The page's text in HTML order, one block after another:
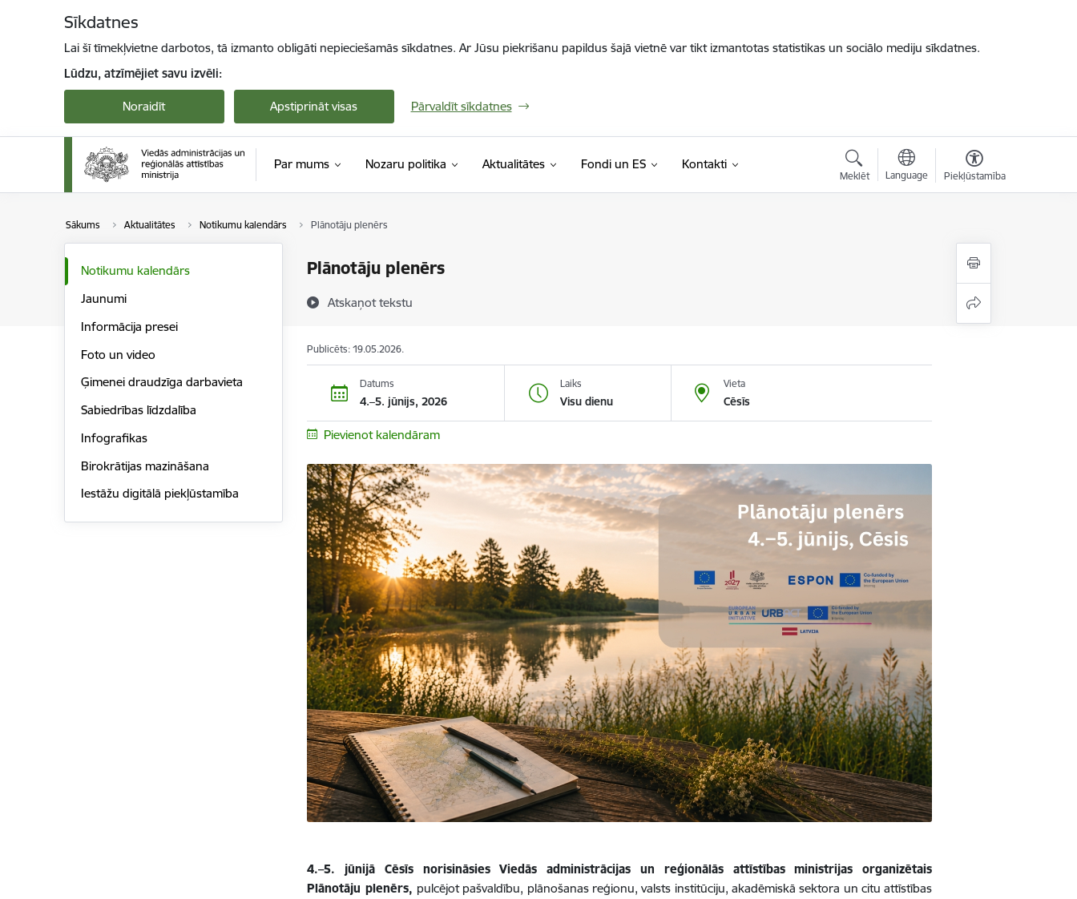
Sīkdatnes
Lai šī tīmekļvietne darbotos, tā izmanto obligāti nepieciešamās sīkdatnes. Ar Jūsu piekrišanu papildus šajā vietnē var tikt izmantotas statistikas un sociālo mediju sīkdatnes.
Lūdzu, atzīmējiet savu izvēli:
Noraidīt Apstiprināt visas Pārvaldīt sīkdatnes
Par mums Nozaru politika Aktualitātes Fondi un ES Kontakti
Meklēt Language Piekļūstamība
Sākums Aktualitātes Notikumu kalendārs Plānotāju plenērs
Plānotāju plenērs
Atskaņot tekstu
Notikumu kalendārs
Jaunumi
Informācija presei
Foto un video
Ģimenei draudzīga darbavieta
Sabiedrības līdzdalība
Infografikas
Birokrātijas mazināšana
Iestāžu digitālā piekļūstamība
Publicēts: 19.05.2026.
Datums
4.–5. jūnijs, 2026
Laiks
Visu dienu
Vieta
Cēsīs
Pievienot kalendāram
4.–5. jūnijā Cēsīs norisināsies Viedās administrācijas un reģionālās attīstības ministrijas organizētais
Plānotāju plenērs, pulcējot pašvaldību, plānošanas reģionu, valsts institūciju, akadēmiskā sektora un citu attīstības